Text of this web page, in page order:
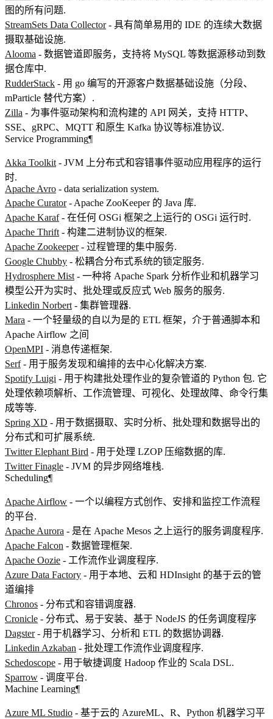
图的所有问题.
StreamSets Data Collector- 具有简单易用的 IDE 的连续大数据
摄取基础设施.
Alooma - 数据管道即服务，支持将 MySQL 等数据源移动到数
据仓库中.
RudderStack - 用 go 编写的开源客户数据基础设施（分段、
mParticle 替代方案）.
Zilla - 为事件驱动架构和流构建的 API 网关，支持 HTTP、
SSE、gRPC、MQTT 和原生 Kafka 协议等标准协议.
Service Programming¶
Akka Toolkit - JVM 上分布式和容错事件驱动应用程序的运行
时.
Apache Avro - data serialization system.
Apache Curator- Apache ZooKeeper 的 Java 库.
Apache Karaf- 在任何 OSGi 框架之上运行的 OSGi 运行时.
Apache Thrift - 构建二进制协议的框架.
Apache Zookeeper- 过程管理的集中服务.
Google Chubby - 松耦合分布式系统的锁定服务.
Hydrosphere Mist - 一种将 Apache Spark 分析作业和机器学习
模型公开为实时、批处理或反应式 Web 服务的服务.
Linkedin Norbert - 集群管理器.
Mara - 一个轻量级的自以为是的 ETL 框架，介于普通脚本和
Apache Airflow 之间
OpenMPI - 消息传递框架.
Serf- 用于服务发现和编排的去中心化解决方案.
Spotify Luigi - 用于构建批处理作业的复杂管道的 Python 包. 它
处理依赖项解析、工作流管理、可视化、处理故障、命令行集
成等等.
Spring XD - 用于数据摄取、实时分析、批处理和数据导出的
分布式和可扩展系统.
Twitter Elephant Bird - 用于处理 LZOP 压缩数据的库.
Twitter Finagle - JVM 的异步网络堆栈.
Scheduling¶
Apache Airflow - 一个以编程方式创作、安排和监控工作流程
的平台.
Apache Aurora - 是在 Apache Mesos 之上运行的服务调度程序.
Apache Falcon - 数据管理框架.
Apache Oozie - 工作流作业调度程序.
Azure Data Factory - 用于本地、云和 HDInsight 的基于云的管
道编排
Chronos - 分布式和容错调度器.
Cronicle - 分布式、易于安装、基于 NodeJS 的任务调度程序
Dagster- 用于机器学习、分析和 ETL 的数据协调器.
Linkedin Azkaban - 批处理工作流作业调度程序.
Schedoscope - 用于敏捷调度 Hadoop 作业的 Scala DSL.
Sparrow - 调度平台.
Machine Learning¶
Azure ML Studio - 基于云的 AzureML、R、Python 机器学习平